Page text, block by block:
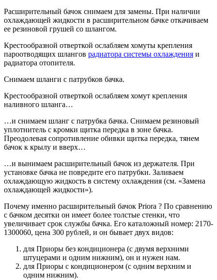
Расширительный бачок снимаем для замены. При наличии
охлаждающей жидкости в расширительном бачке откачиваем
ее резиновой грушей со шлангом.
Крестообразной отверткой ослабляем хомуты крепления
пароотводящих шлангов радиатора системы охлаждения и
радиатора отопителя.
Снимаем шланги с патрубков бачка.
Крестообразной отверткой ослабляем хомут крепления
наливного шланга…
…и снимаем шланг с патрубка бачка. Снимаем резиновый
уплотнитель с кромки щитка передка в зоне бачка.
Преодолевая сопротивление обивки щитка передка, тянем
бачок к крылу и вверх…
…и вынимаем расширительный бачок из держателя. При
установке бачка не повредите его патрубки. Заливаем
охлаждающую жидкость в систему охлаждения (см. «Замена
охлаждающей жидкости»).
Почему именно расширительный бачок Priora ? По сравнению
с бачком десятки он имеет более толстые стенки, что
увеличивает срок службы бачка. Его каталожный номер: 2170-
1300060, цена 300 рублей, и он бывает двух видов:
для Приоры без кондиционера (с двумя верхними
штуцерами и одним нижним), он и нужен нам.
для Приоры с кондиционером (с одним верхним и
одним нижним).